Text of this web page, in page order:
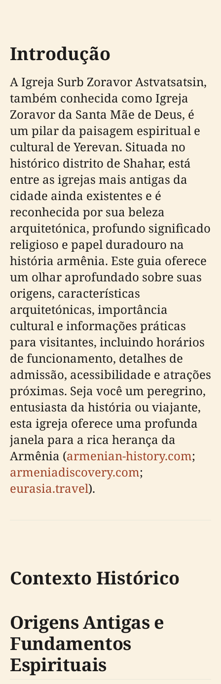
Introdução
A Igreja Surb Zoravor Astvatsatsin,
também conhecida como Igreja
Zoravor da Santa Mãe de Deus, é
um pilar da paisagem espiritual e
cultural de Yerevan. Situada no
histórico distrito de Shahar, está
entre as igrejas mais antigas da
cidade ainda existentes e é
reconhecida por sua beleza
arquitetónica, profundo significado
religioso e papel duradouro na
história armênia. Este guia oferece
um olhar aprofundado sobre suas
origens, características
arquitetónicas, importância
cultural e informações práticas
para visitantes, incluindo horários
de funcionamento, detalhes de
admissão, acessibilidade e atrações
próximas. Seja você um peregrino,
entusiasta da história ou viajante,
esta igreja oferece uma profunda
janela para a rica herança da
Armênia (armenian-history.com;
armeniadiscovery.com;
eurasia.travel).
Contexto Histórico
Origens Antigas e
Fundamentos
Espirituais